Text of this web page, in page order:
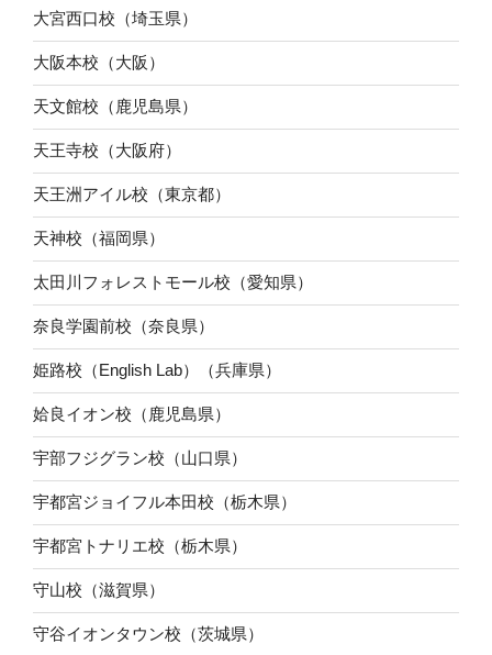
大宮西口校（埼玉県）
大阪本校（大阪）
天文館校（鹿児島県）
天王寺校（大阪府）
天王洲アイル校（東京都）
天神校（福岡県）
太田川フォレストモール校（愛知県）
奈良学園前校（奈良県）
姫路校（English Lab）（兵庫県）
姶良イオン校（鹿児島県）
宇部フジグラン校（山口県）
宇都宮ジョイフル本田校（栃木県）
宇都宮トナリエ校（栃木県）
守山校（滋賀県）
守谷イオンタウン校（茨城県）